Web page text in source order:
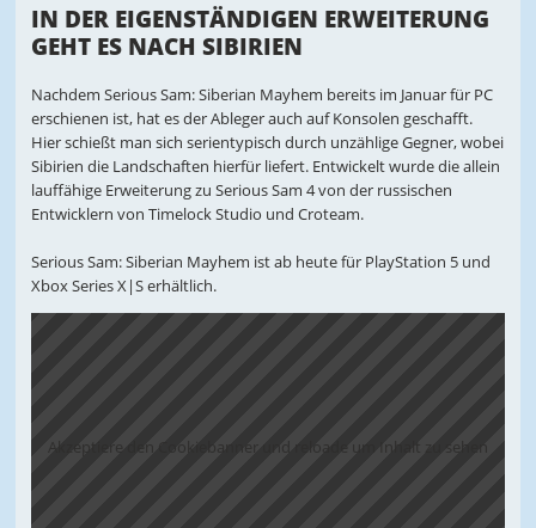
IN DER EIGENSTÄNDIGEN ERWEITERUNG
GEHT ES NACH SIBIRIEN
Nachdem Serious Sam: Siberian Mayhem bereits im Januar für PC
erschienen ist, hat es der Ableger auch auf Konsolen geschafft.
Hier schießt man sich serientypisch durch unzählige Gegner, wobei
Sibirien die Landschaften hierfür liefert. Entwickelt wurde die allein
lauffähige Erweiterung zu Serious Sam 4 von der russischen
Entwicklern von Timelock Studio und Croteam.
Serious Sam: Siberian Mayhem ist ab heute für PlayStation 5 und
Xbox Series X|S erhältlich.
Akzeptiere den Cookiebanner und reloade um Inhalt zu sehen